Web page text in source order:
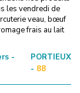
les vendredi de
veau, bœuf
frais au lait
-
PORTIEUX
- 88